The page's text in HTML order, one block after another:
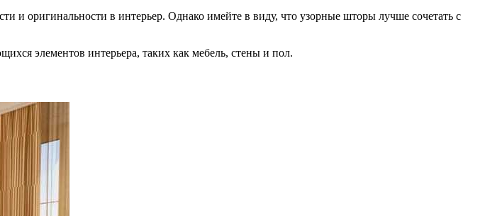
и оригинальности в интерьер. Однако имейте в виду, что узорные шторы лучше сочетать с
элементов интерьера, таких как мебель, стены и пол.